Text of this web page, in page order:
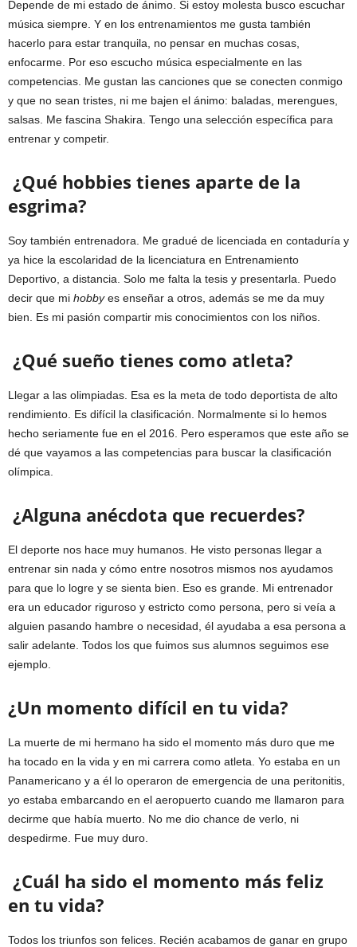
Depende de mi estado de ánimo. Si estoy molesta busco escuchar
música siempre. Y en los entrenamientos me gusta también
hacerlo para estar tranquila, no pensar en muchas cosas,
enfocarme. Por eso escucho música especialmente en las
competencias. Me gustan las canciones que se conecten conmigo
y que no sean tristes, ni me bajen el ánimo: baladas, merengues,
salsas. Me fascina Shakira. Tengo una selección específica para
entrenar y competir.
¿Qué hobbies tienes aparte de la
esgrima?
Soy también entrenadora. Me gradué de licenciada en contaduría y
ya hice la escolaridad de la licenciatura en Entrenamiento
Deportivo, a distancia. Solo me falta la tesis y presentarla. Puedo
decir que mi hobbyes enseñar a otros, además se me da muy
bien. Es mi pasión compartir mis conocimientos con los niños.
¿Qué sueño tienes como atleta?
Llegar a las olimpiadas. Esa es la meta de todo deportista de alto
rendimiento. Es difícil la clasificación. Normalmente si lo hemos
hecho seriamente fue en el 2016. Pero esperamos que este año se
dé que vayamos a las competencias para buscar la clasificación
olímpica.
¿Alguna anécdota que recuerdes?
El deporte nos hace muy humanos. He visto personas llegar a
entrenar sin nada y cómo entre nosotros mismos nos ayudamos
para que lo logre y se sienta bien. Eso es grande. Mi entrenador
era un educador riguroso y estricto como persona, pero si veía a
alguien pasando hambre o necesidad, él ayudaba a esa persona a
salir adelante. Todos los que fuimos sus alumnos seguimos ese
ejemplo.
¿Un momento difícil en tu vida?
La muerte de mi hermano ha sido el momento más duro que me
ha tocado en la vida y en mi carrera como atleta. Yo estaba en un
Panamericano y a él lo operaron de emergencia de una peritonitis,
yo estaba embarcando en el aeropuerto cuando me llamaron para
decirme que había muerto. No me dio chance de verlo, ni
despedirme. Fue muy duro.
¿Cuál ha sido el momento más feliz
en tu vida?
Todos los triunfos son felices. Recién acabamos de ganar en grupo